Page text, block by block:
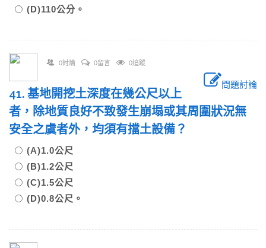
(D)110公分。
0討論 0留言 0追蹤
問題討論
41. 基地開挖土深度在幾公尺以上
者，除地質良好不致發生崩塌或其周圍狀況無
安全之虞者外，均須有擋土設備？
(A)1.0公尺
(B)1.2公尺
(C)1.5公尺
(D)0.8公尺。